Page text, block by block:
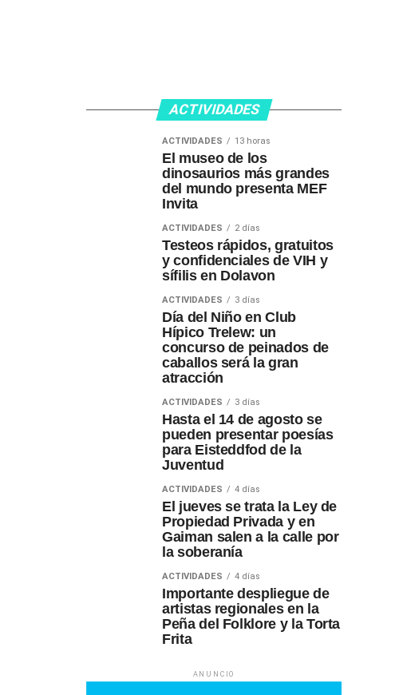
ACTIVIDADES
ACTIVIDADES 13 horas
El museo de los
dinosaurios más grandes
del mundo presenta MEF
Invita
ACTIVIDADES 2 días
Testeos rápidos, gratuitos
y confidenciales de VIH y
sífilis en Dolavon
ACTIVIDADES 3 días
Día del Niño en Club
Hípico Trelew: un
concurso de peinados de
caballos será la gran
atracción
ACTIVIDADES 3 días
Hasta el 14 de agosto se
pueden presentar poesías
para Eisteddfod de la
Juventud
ACTIVIDADES 4 días
El jueves se trata la Ley de
Propiedad Privada y en
Gaiman salen a la calle por
la soberanía
ACTIVIDADES 4 días
Importante despliegue de
artistas regionales en la
Peña del Folklore y la Torta
Frita
ANUNCIO